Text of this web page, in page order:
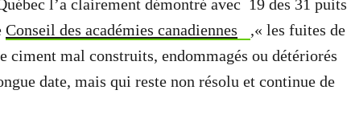
l’a clairement démontré avec 19 des 31 puits
Conseil des académies canadiennes
,« les fuites de
ciment mal construits, endommagés ou détériorés
date, mais qui reste non résolu et continue de